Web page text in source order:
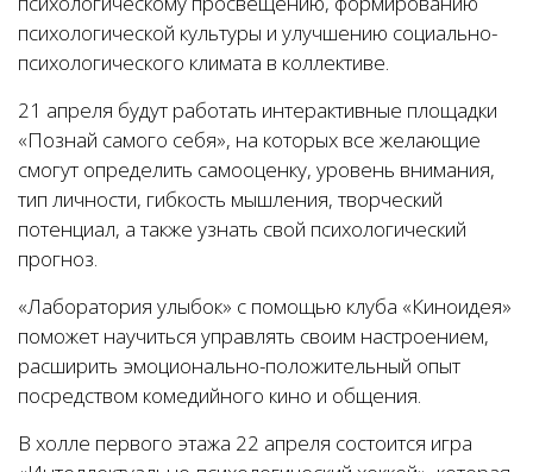
психологической культуры и улучшению социально-
психологического климата в коллективе.
21 апреля будут работать интерактивные площадки
«Познай самого себя», на которых все желающие
смогут определить самооценку, уровень внимания,
тип личности, гибкость мышления, творческий
потенциал, а также узнать свой психологический
прогноз.
«Лаборатория улыбок» с помощью клуба «Киноидея»
поможет научиться управлять своим настроением,
расширить эмоционально-положительный опыт
посредством комедийного кино и общения.
В холле первого этажа 22 апреля состоится игра